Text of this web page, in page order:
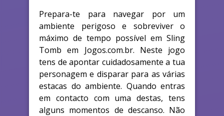
Prepara-te para navegar por um
ambiente perigoso e sobreviver o
máximo de tempo possível em Sling
Tomb em Jogos.com.br. Neste jogo
tens de apontar cuidadosamente a tua
personagem e disparar para as várias
estacas do ambiente. Quando entras
em contacto com uma destas, tens
alguns momentos de descanso. Não